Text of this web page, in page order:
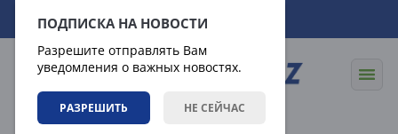
ПОДПИСКА НА НОВОСТИ
Разрешите отправлять Вам
уведомления о важных новостях.
РАЗРЕШИТЬ НЕ СЕЙЧАС
07.08.2026 03:23:44